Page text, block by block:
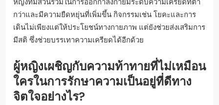
กว่าและมีความยืดหยุ่นที่เพิ่มขึ้น กิจกรรมเช่น โยคะและการ
เดินไม่เพียงแต่ให้ประโยชน์ทางกายภาพ แต่ยังช่วยส่งเสริมการ
มีสติ ซึ่งช่วยบรรเทาความเครียดได้อีกด้วย
ผู้หญิงเผชิญกับความท้าทายที่ไม่เหมือน
ใครในการรักษาความเป็นอยู่ที่ดีทาง
จิตใจอย่างไร?